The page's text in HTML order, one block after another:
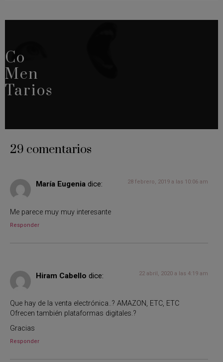
Co
Men
Tarios
29 comentarios
María Eugenia dice: 28 febrero, 2019 a las 10:06 am
Me parece muy muy interesante
Responder
Hiram Cabello dice: 22 abril, 2020 a las 4:19 am
Que hay de la venta electrónica..? AMAZON, ETC, ETC
Ofrecen también plataformas digitales.?
Gracias
Responder